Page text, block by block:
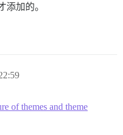
添加的。
of themes and theme